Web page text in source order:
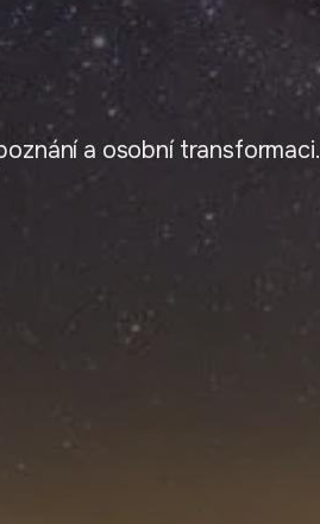
a osobní transformaci.